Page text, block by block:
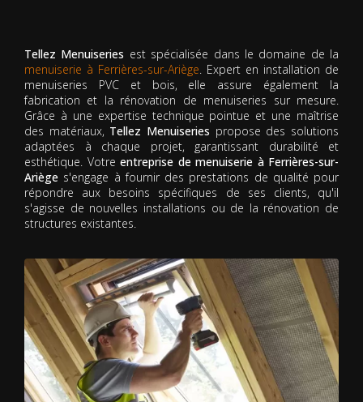
Tellez Menuiseries est spécialisée dans le domaine de la
menuiserie à Ferrières-sur-Ariège. Expert en installation de
menuiseries PVC et bois, elle assure également la
fabrication et la rénovation de menuiseries sur mesure.
Grâce à une expertise technique pointue et une maîtrise
des matériaux, Tellez Menuiseries propose des solutions
adaptées à chaque projet, garantissant durabilité et
esthétique. Votre entreprise de menuiserie à Ferrières-sur-
Ariège s'engage à fournir des prestations de qualité pour
répondre aux besoins spécifiques de ses clients, qu'il
s'agisse de nouvelles installations ou de la rénovation de
structures existantes.